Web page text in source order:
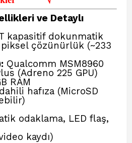
ve Detaylı
kapasitif dokunmatik
çözünürlük (~233
Qualcomm MSM8960
(Adreno 225 GPU)
RAM
hafıza (MicroSD
odaklama, LED flaş,
kaydı)